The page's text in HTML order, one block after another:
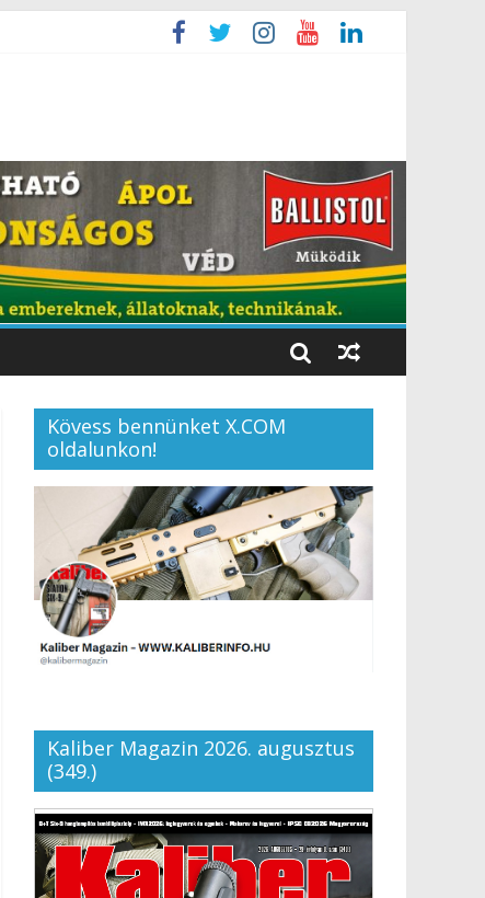
Kövess bennünket X.COM
oldalunkon!
Kaliber Magazin 2026. augusztus
(349.)